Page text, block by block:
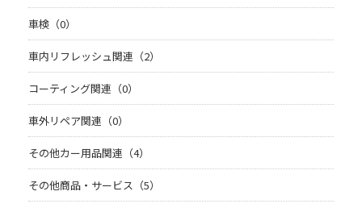
車検（0）
車内リフレッシュ関連（2）
コーティング関連（0）
車外リペア関連（0）
その他カー用品関連（4）
その他商品・サービス（5）